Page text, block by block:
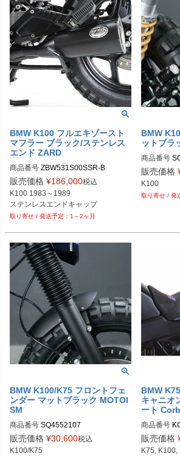
BMW K100 フルエキゾースト
マフラー ブラック/ステンレス
エンド ZARD
商品番号 ZBW531S00SSR-B
販売価格 ¥186,000税込
K100 1983～1989
ステンレスエンドキャップ
1～2ヶ月
BMW
ットブラ
商品番号
販売価格
K100
BMW K100/K75 フロントフェ
ンダー マットブラック MOTOI
SM
商品番号
販売価格 ¥30,600税込
K100/K75
BMW
キャニオ
ート
商品番号
販売価格
K75, K100,